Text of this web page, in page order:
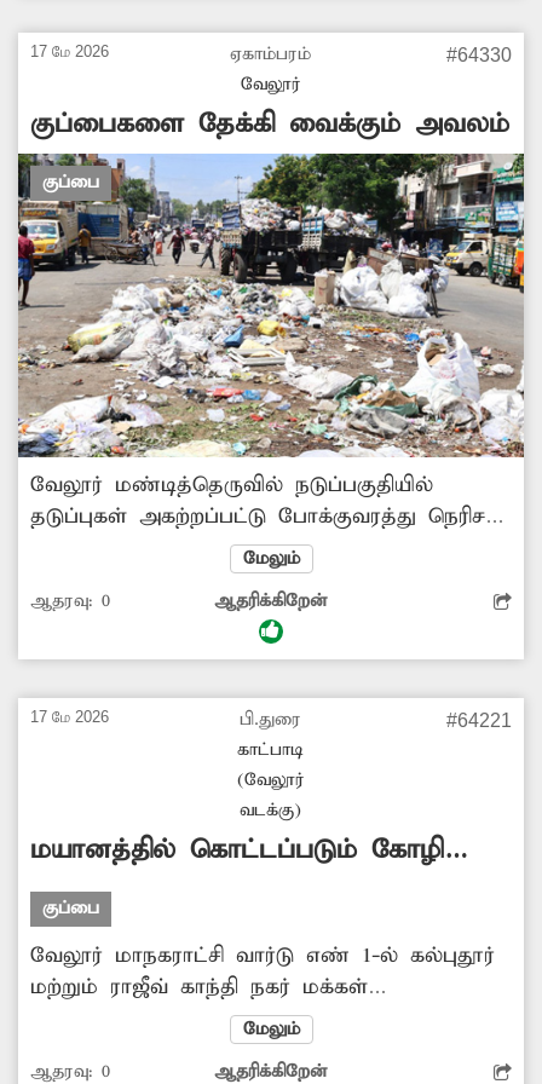
கழிவுகளை அகற்றுவார்களா? -அசோக், வேலூர்.
17 மே 2026
ஏகாம்பரம்
வேலூர்
#64330
குப்பைகளை தேக்கி வைக்கும் அவலம்
குப்பை
வேலூர் மண்டித்தெருவில் நடுப்பகுதியில்
தடுப்புகள் அகற்றப்பட்டு போக்குவரத்து நெரிசல்
குறைக்கப்பட்டது. இந்த நிலையில் இங்கு அரிசி
மண்டிகள் இருக்கும் பகுதியில் உள்ள
சாலையின் நடுவில் மாநகராட்சி தூய்மை
பணியாளர்கள் குப்பைகளை கொட்டி சேகரித்து
முழுவதும் சுகாதாரச் கேடு ஏற்படுகிறது.
குப்பைகளை தேக்கி வைக்காமல் உடனுக்குடன்
அகற்ற மாநகராட்சி அதிகாரிகள் நடவடிக்கை
எடுப்பார்களா? -ஏகாம்பரம், வேலூர்.
மேலும்
ஆதரவு: 0 ஆதரிக்கிறேன்
17 மே 2026
பி.துரை
காட்பாடி
(வேலூர்
வடக்கு)
#64221
மயானத்தில் கொட்டப்படும் கோழி
கழிவுகள்
குப்பை
வேலூர் மாநகராட்சி வார்டு எண் 1-ல் கல்புதூர்
மற்றும் ராஜீவ் காந்தி நகர் மக்கள்
பயன்பாட்டுக்கான மயானம் ராஜீவ் காந்தி நகர்
பகுதியில் உள்ளது. இங்கு இறந்தவர்களை
மேலும்
ஆதரவு: 0 ஆதரிக்கிறேன்